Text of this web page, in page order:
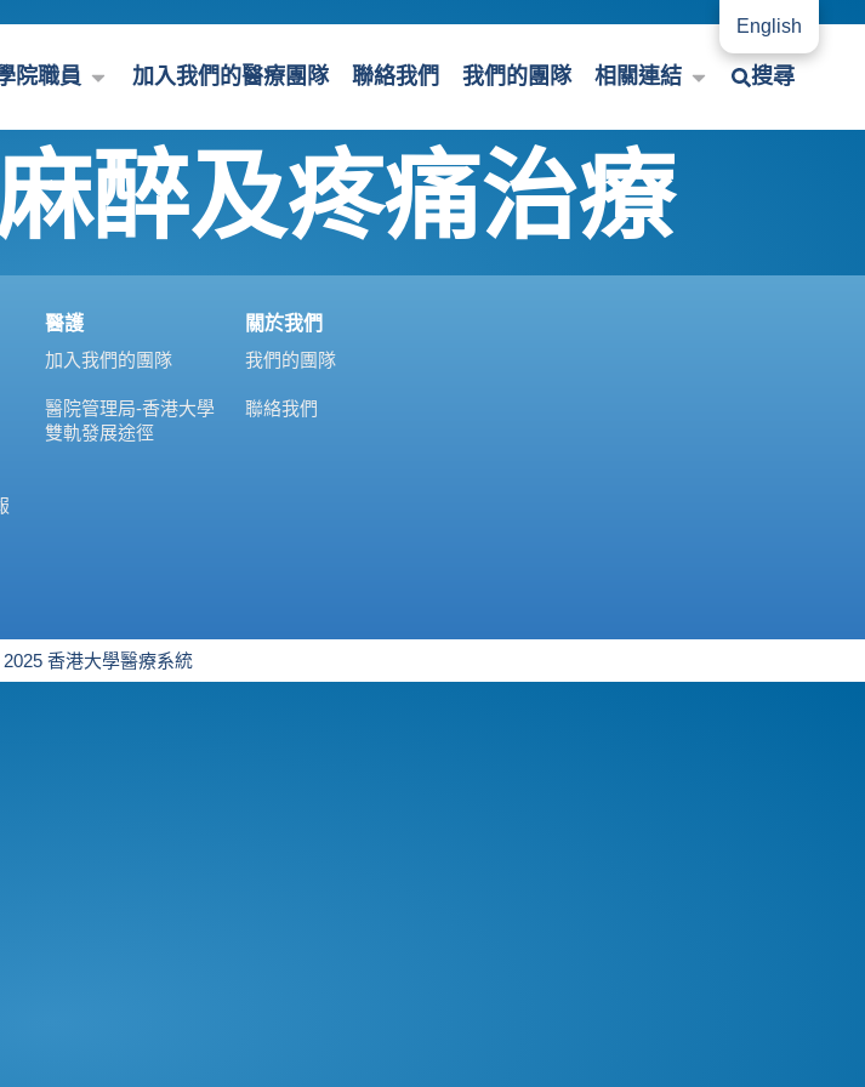
English
院職員 加入我們的醫療團隊 聯絡我們 我們的團隊 相關連結 搜尋
醉及疼痛治療
醫護
加入我們的團隊
醫院管理局-香港大學
雙軌發展途徑
關於我們
我們的團隊
聯絡我們
香港大學醫療系統